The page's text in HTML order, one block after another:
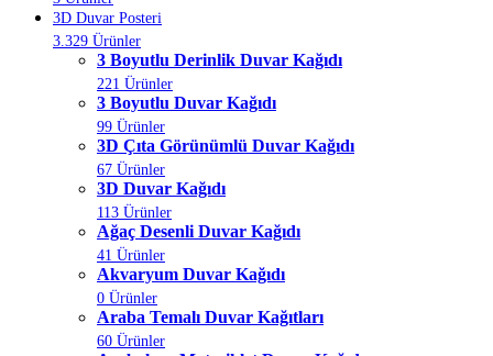
3D Duvar Posteri
3.329 Ürünler
3 Boyutlu Derinlik Duvar Kağıdı
221 Ürünler
3 Boyutlu Duvar Kağıdı
99 Ürünler
3D Çıta Görünümlü Duvar Kağıdı
67 Ürünler
3D Duvar Kağıdı
113 Ürünler
Ağaç Desenli Duvar Kağıdı
41 Ürünler
Akvaryum Duvar Kağıdı
0 Ürünler
Araba Temalı Duvar Kağıtları
60 Ürünler